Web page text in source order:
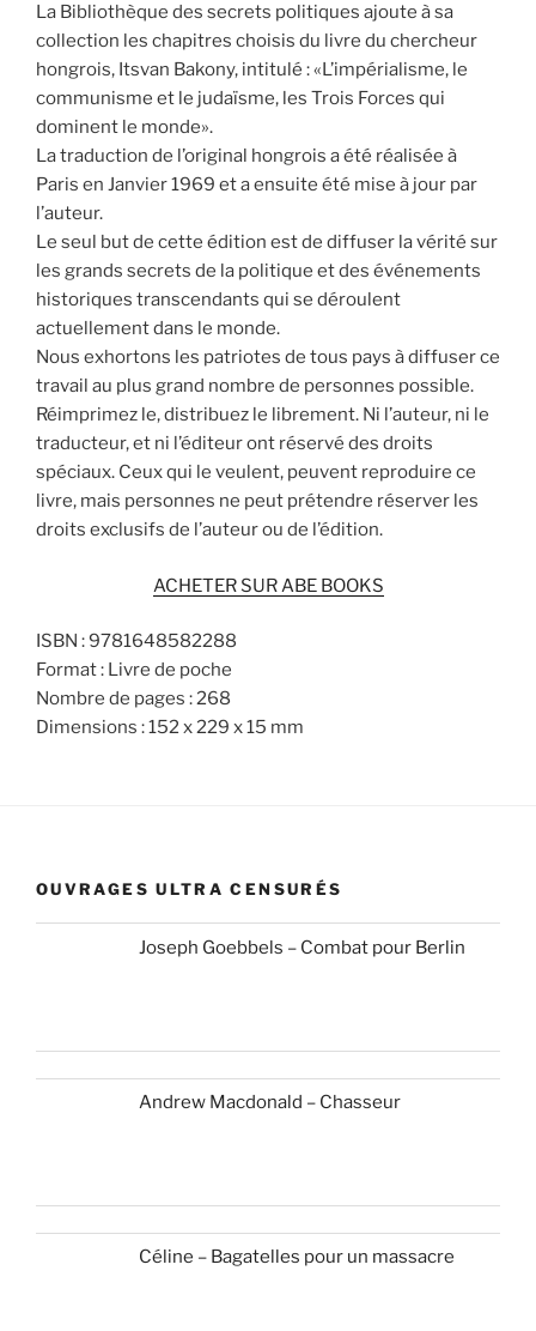
La Bibliothèque des secrets politiques ajoute à sa
collection les chapitres choisis du livre du chercheur
hongrois, Itsvan Bakony, intitulé : «L’impérialisme, le
communisme et le judaïsme, les Trois Forces qui
dominent le monde».
La traduction de l’original hongrois a été réalisée à
Paris en Janvier 1969 et a ensuite été mise à jour par
l’auteur.
Le seul but de cette édition est de diffuser la vérité sur
les grands secrets de la politique et des événements
historiques transcendants qui se déroulent
actuellement dans le monde.
Nous exhortons les patriotes de tous pays à diffuser ce
travail au plus grand nombre de personnes possible.
Réimprimez le, distribuez le librement. Ni l’auteur, ni le
traducteur, et ni l’éditeur ont réservé des droits
spéciaux. Ceux qui le veulent, peuvent reproduire ce
livre, mais personnes ne peut prétendre réserver les
droits exclusifs de l’auteur ou de l’édition.
ACHETER SUR ABE BOOKS
ISBN : 9781648582288
Format : Livre de poche
Nombre de pages : 268
Dimensions : 152 x 229 x 15 mm
OUVRAGES ULTRA CENSURÉS
Joseph Goebbels – Combat pour Berlin
Andrew Macdonald – Chasseur
Céline – Bagatelles pour un massacre